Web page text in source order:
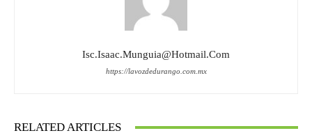
Isc.isaac.munguia@hotmail.com
https://lavozdedurango.com.mx
RELATED ARTICLES